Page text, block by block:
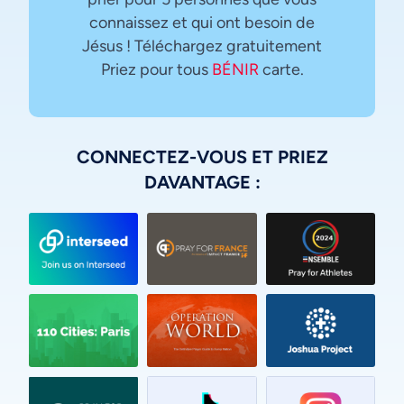
connaissez et qui ont besoin de
Jésus ! Téléchargez gratuitement
Priez pour tous BÉNIR carte.
CONNECTEZ-VOUS ET PRIEZ
DAVANTAGE :
Telugu
Urdu
Vietnamese